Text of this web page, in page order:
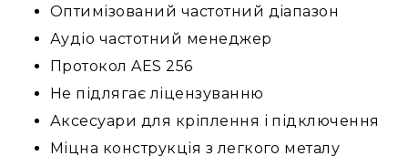
та
Для
перегляду
фільмів/
ТБ
Для
Оптимізований частотний діапазон
Аудіо частотний менеджер
Протокол AES 256
Не підлягає ліцензуванню
Аксесуари для кріплення і підключення
Міцна конструкція з легкого металу